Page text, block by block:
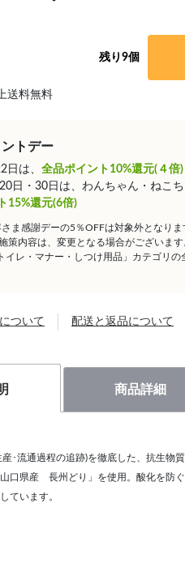
送料無料
残り9個
トデー
は、 全品ポイント10%還元(４倍)
日・30日は、わんちゃん・ねこ
15%還元(6倍)
ま感謝デーの5％OFFは対象外となりま
策内容は、変更となる場合がございます
イレ・マナー・しつけ用品」カテゴリの
ついて 配送と返品について
商品詳細
産･流通過程の追跡)を徹底した、抗生物
口県産 長州どり」を使用。酸化を防
ています。